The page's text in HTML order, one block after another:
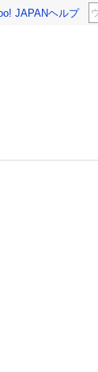
JAPANヘルプ